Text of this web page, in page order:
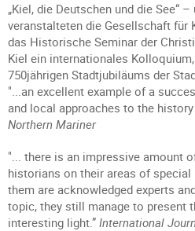
„Kiel, die Deutschen und die See“
veranstalteten die Gesellschaft für
das Historische Seminar der
Kiel ein internationales
750jährigen Stadtjubiläums der
"...an excellent example of a
and local approaches to the
Northern Mariner
"... there is an impressive amount
historians on their areas of
them are acknowledged experts
topic, they still manage to present
interesting light.” International